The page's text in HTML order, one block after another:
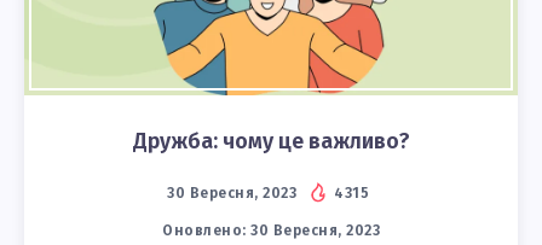
Дружба: чому це важливо?
30 Вересня, 2023 4315
Оновлено: 30 Вересня, 2023